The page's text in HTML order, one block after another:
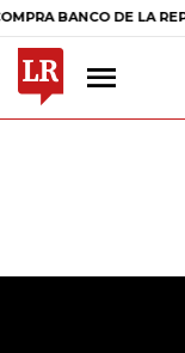
DE LA REPÚBLICA